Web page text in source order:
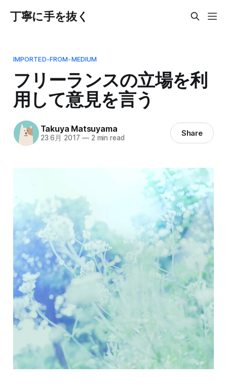
丁寧に手を抜く
IMPORTED-FROM-MEDIUM
フリーランスの立場を利
用して意見を言う
Takuya Matsuyama
23 6月 2017 —2 min read Share